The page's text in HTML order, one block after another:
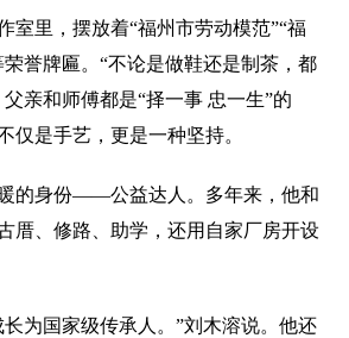
室里，摆放着“福州市劳动模范”“福
誉牌匾。“不论是做鞋还是制茶，都
亲和师傅都是“择一事 忠一生”的
仅是手艺，更是一种坚持。
的身份——公益达人。多年来，他和
厝、修路、助学，还用自家厂房开设
为国家级传承人。”刘木溶说。他还